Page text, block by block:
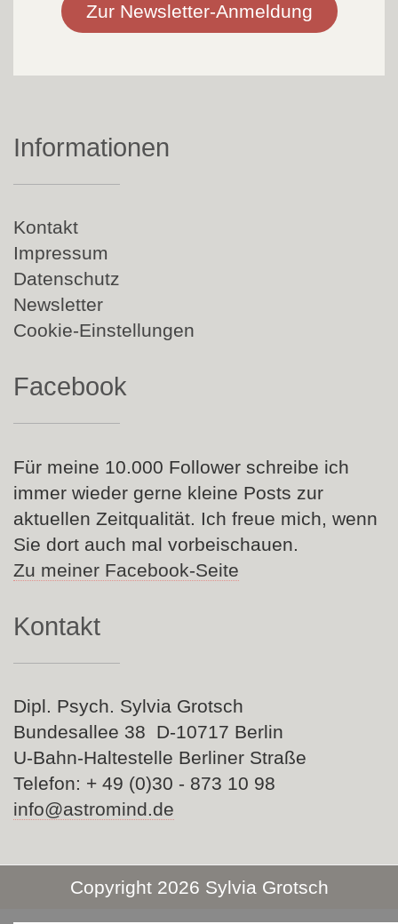
Zur Newsletter-Anmeldung
Informationen
Navigation
überspringen
Kontakt
Impressum
Datenschutz
Newsletter
Cookie-Einstellungen
Facebook
Für meine 10.000 Follower schreibe ich
immer wieder gerne kleine Posts zur
aktuellen Zeitqualität. Ich freue mich, wenn
Sie dort auch mal vorbeischauen.
Zu meiner Facebook-Seite
Kontakt
Dipl. Psych. Sylvia Grotsch
Bundesallee 38 D-10717 Berlin
U-Bahn-Haltestelle Berliner Straße
Telefon: + 49 (0)30 - 873 10 98
info@astromind.de
Copyright 2026 Sylvia Grotsch